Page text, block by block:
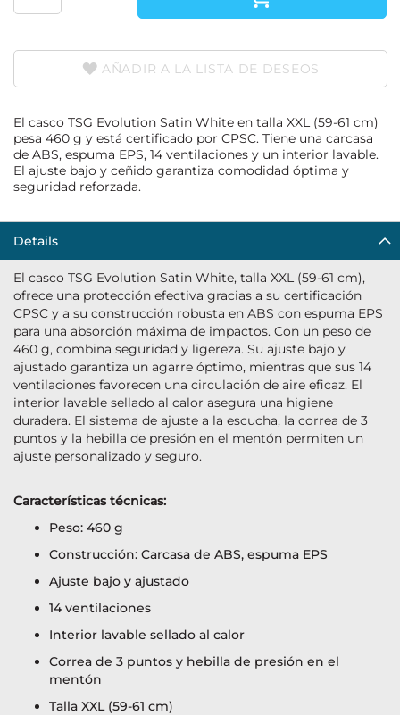
AÑADIR A LA LISTA DE DESEOS
El casco TSG Evolution Satin White en talla XXL (59-61 cm)
pesa 460 g y está certificado por CPSC. Tiene una carcasa
de ABS, espuma EPS, 14 ventilaciones y un interior lavable.
El ajuste bajo y ceñido garantiza comodidad óptima y
seguridad reforzada.
Details
El casco TSG Evolution Satin White, talla XXL (59-61 cm),
ofrece una protección efectiva gracias a su certificación
CPSC y a su construcción robusta en ABS con espuma EPS
para una absorción máxima de impactos. Con un peso de
460 g, combina seguridad y ligereza. Su ajuste bajo y
ajustado garantiza un agarre óptimo, mientras que sus 14
ventilaciones favorecen una circulación de aire eficaz. El
interior lavable sellado al calor asegura una higiene
duradera. El sistema de ajuste a la escucha, la correa de 3
puntos y la hebilla de presión en el mentón permiten un
ajuste personalizado y seguro.
Características técnicas:
Peso: 460 g
Construcción: Carcasa de ABS, espuma EPS
Ajuste bajo y ajustado
14 ventilaciones
Interior lavable sellado al calor
Correa de 3 puntos y hebilla de presión en el
mentón
Talla XXL (59-61 cm)